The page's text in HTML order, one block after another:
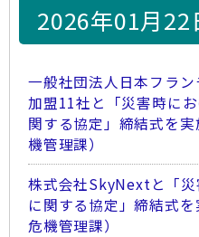
2026年01月22
一般社団法人日本フラ
加盟11社と「災害時に
関する協定」締結式を
機管理課）
株式会社SkyNextと「
に関する協定」締結式
危機管理課）